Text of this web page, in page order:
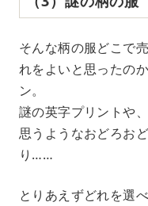
そんな柄の服どこで
れをよいと思ったの
ン。
謎の英字プリントや
思うようなおどろお
り……
とりあえずどれを選